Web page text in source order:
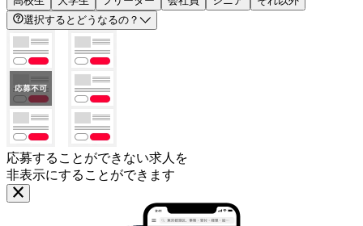
選択するとどうなるの？
応募することができない求人を
非表示にすることができます